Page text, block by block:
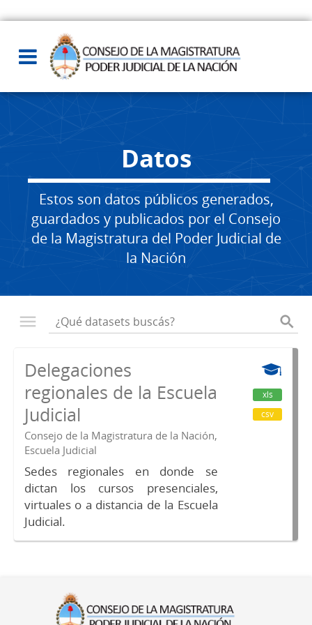
Datos
Estos son datos públicos generados,
guardados y publicados por el Consejo
de la Magistratura del Poder Judicial de
la Nación
Delegaciones
regionales de la Escuela
Judicial
Consejo de la Magistratura de la Nación,
Escuela Judicial
Sedes regionales en donde se
dictan los cursos presenciales,
virtuales o a distancia de la Escuela
Judicial.
xls
csv